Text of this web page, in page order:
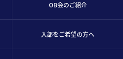
OB会のご紹介
入部をご希望の方へ